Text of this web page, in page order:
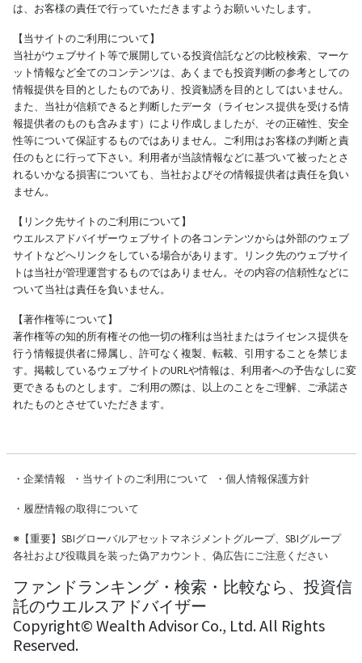
は、お客様の責任で行っていただきますようお願いいたします。
【当サイトのご利用について】
当社がウェブサイト等で展開している投資信託などの比較検索、マーケ
ット情報など全てのコンテンツは、あくまでも投資判断の参考としての
情報提供を目的としたものであり、投資勧誘を目的としてはいません。
また、当社が信頼できると判断したデータ（ライセンス提供を受ける情
報提供者のものも含みます）により作成しましたが、その正確性、安全
性等について保証するものではありません。ご利用はお客様の判断と責
任のもとに行って下さい。利用者が当該情報などに基づいて被ったとさ
れるいかなる損害についても、当社およびその情報提供者は責任を負い
ません。
【リンク先サイトのご利用について】
ウエルスアドバイザーウェブサイトの各コンテンツからは外部のウェブ
サイトなどへリンクをしている場合があります。リンク先のウェブサイ
トは当社が管理運営するものではありません。その内容の信頼性などに
ついて当社は責任を負いません。
【著作権等について】
著作権等の知的所有権その他一切の権利は当社またはライセンス提供を
行う情報提供者に帰属し、許可なく複製、転載、引用することを禁じま
す。掲載しているウェブサイトのURLや情報は、利用者への予告なしに変
更できるものとします。ご利用の際は、以上のことをご理解、ご承諾さ
れたものとさせていただきます。
・ 企業情報 ・ 当サイトのご利用について ・ 個人情報保護方針
・ 履歴情報の取得について
※【重要】SBIグローバルアセットマネジメントグループ、SBIグループ
各社および役職員を装った偽アカウント、偽広告にご注意ください
ファンドランキング・検索・比較なら、投資信
託のウエルスアドバイザー
Copyright© Wealth Advisor Co., Ltd. All Rights
Reserved.